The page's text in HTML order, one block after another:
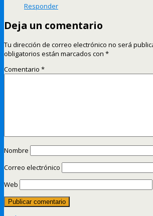
Responder
Deja un comentario
Tu dirección de correo electrónico no será
obligatorios están marcados con *
Comentario *
Nombre
Correo electrónico
Web